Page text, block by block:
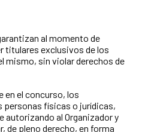
al momento de
titulares exclusivos de los
mismo, sin violar derechos de
en el concurso, los
físicas o jurídicas,
al Organizador y
de pleno derecho, en forma